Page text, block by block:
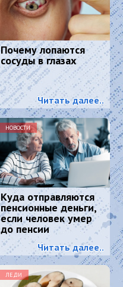
Почему лопаются
сосуды в глазах
Читать далее..
НОВОСТИ
Куда отправляются
пенсионные деньги,
если человек умер
до пенсии
Читать далее..
ЛЕДИ